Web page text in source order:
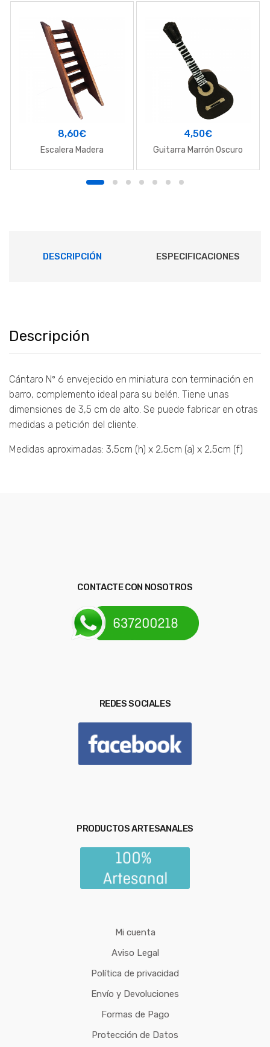
8,60€
Escalera Madera
4,50€
Guitarra Marrón Oscuro
DESCRIPCIÓN ESPECIFICACIONES
Descripción
Cántaro Nº 6 envejecido en miniatura con terminación en
barro, complemento ideal para su belén. Tiene unas
dimensiones de 3,5 cm de alto. Se puede fabricar en otras
medidas a petición del cliente.
Medidas aproximadas: 3,5cm (h) x 2,5cm (a) x 2,5cm (f)
CONTACTE CON NOSOTROS
REDES SOCIALES
PRODUCTOS ARTESANALES
Mi cuenta
Aviso Legal
Política de privacidad
Envío y Devoluciones
Formas de Pago
Protección de Datos